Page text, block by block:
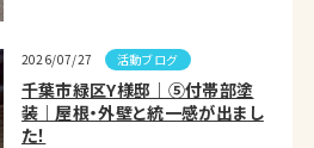
2026/07/27 活動ブログ
千葉市緑区Y様邸｜⑤付帯部塗
装｜屋根・外壁と統一感が出まし
た！